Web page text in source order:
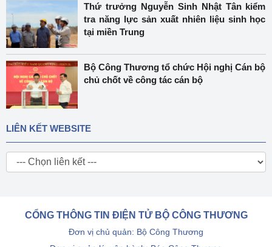
Thứ trưởng Nguyễn Sinh Nhật Tân kiểm
tra năng lực sản xuất nhiên liệu sinh học
tại miền Trung
Bộ Công Thương tổ chức Hội nghị Cán bộ
chủ chốt về công tác cán bộ
LIÊN KẾT WEBSITE
CỔNG THÔNG TIN ĐIỆN TỬ BỘ CÔNG THƯƠNG
Đơn vị chủ quản: Bộ Công Thương